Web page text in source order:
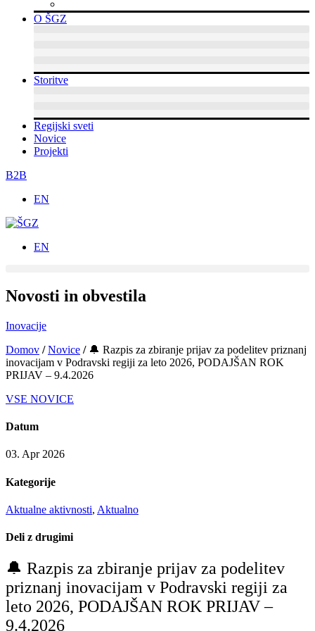
O ŠGZ
Storitve
Regijski sveti
Novice
Projekti
B2B
EN
EN
Novosti in obvestila
Inovacije
Domov / Novice / 🔔 Razpis za zbiranje prijav za podelitev priznanj
inovacijam v Podravski regiji za leto 2026, PODAJŠAN ROK
PRIJAV – 9.4.2026
VSE NOVICE
Datum
03. Apr 2026
Kategorije
Aktualne aktivnosti, Aktualno
Deli z drugimi
🔔 Razpis za zbiranje prijav za podelitev
priznanj inovacijam v Podravski regiji za
leto 2026, PODAJŠAN ROK PRIJAV –
9.4.2026